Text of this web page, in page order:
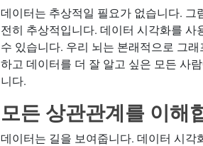
데이터는 추상적일 필요가 없습니다.
전히 추상적입니다. 데이터 시각화를
수 있습니다. 우리 뇌는 본래적으로 그
하고 데이터를 더 잘 알고 싶은 모든 사
니다.
모든 상관관계를 이해
데이터는 길을 보여줍니다. 데이터 시각